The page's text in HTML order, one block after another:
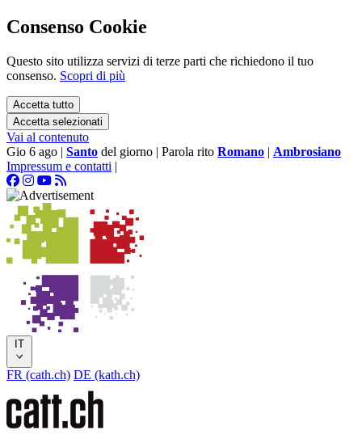
Consenso Cookie
Questo sito utilizza servizi di terze parti che richiedono il tuo
consenso. Scopri di più
Accetta tutto
Accetta selezionati
Vai al contenuto
Gio 6 ago | Santo del giorno | Parola rito Romano | Ambrosiano
Impressum e contatti |
IT
FR (cath.ch) DE (kath.ch)